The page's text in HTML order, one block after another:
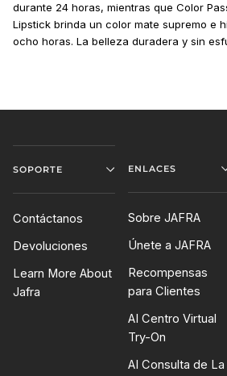
durante 24 horas, mientras que Color
Lipstick brinda un color mate supremo e
ocho horas. La belleza duradera y sin
SOPORTE
Contáctanos
Devoluciones
Learn More About
Jafra
ENLACES
Sobre JAFRA
Únete a JAFRA
Recompensas
para Clientes
AI Centro Virtual
Try-On
AI Consulta de La